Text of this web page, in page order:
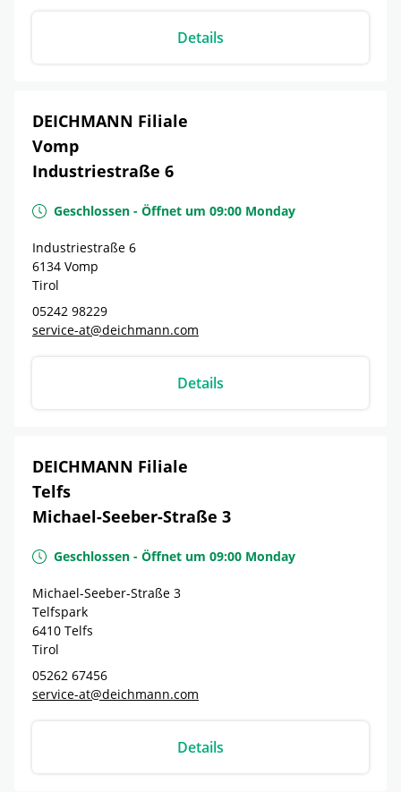
Details
DEICHMANN Filiale
Vomp
Industriestraße 6
Geschlossen - Öffnet um 09:00 Monday
Industriestraße 6
6134 Vomp
Tirol
05242 98229
service-at@deichmann.com
Details
DEICHMANN Filiale
Telfs
Michael-Seeber-Straße 3
Geschlossen - Öffnet um 09:00 Monday
Michael-Seeber-Straße 3
Telfspark
6410 Telfs
Tirol
05262 67456
service-at@deichmann.com
Details